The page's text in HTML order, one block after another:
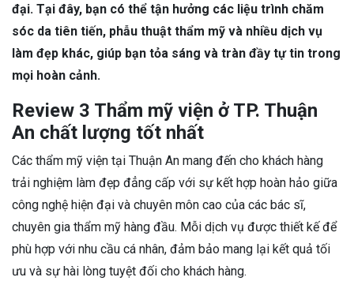
đại. Tại đây, bạn có thể tận hưởng các liệu trình chăm
sóc da tiên tiến, phẫu thuật thẩm mỹ và nhiều dịch vụ
làm đẹp khác, giúp bạn tỏa sáng và tràn đầy tự tin trong
mọi hoàn cảnh.
Review 3 Thẩm mỹ viện ở TP. Thuận
An chất lượng tốt nhất
Các thẩm mỹ viện tại Thuận An mang đến cho khách hàng
trải nghiệm làm đẹp đẳng cấp với sự kết hợp hoàn hảo giữa
công nghệ hiện đại và chuyên môn cao của các bác sĩ,
chuyên gia thẩm mỹ hàng đầu. Mỗi dịch vụ được thiết kế để
phù hợp với nhu cầu cá nhân, đảm bảo mang lại kết quả tối
ưu và sự hài lòng tuyệt đối cho khách hàng.